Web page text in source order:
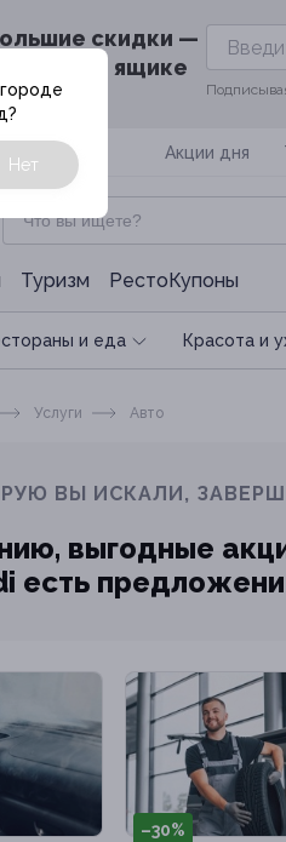
скидки —
почтовом ящике
Акции дня
Туризм РестоКупоны
и еда Красота и
?
Нет
Услуги Авто
ВЫ ИСКАЛИ,
выгодные
есть
–30%